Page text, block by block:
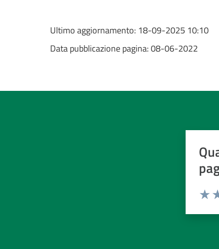
Ultimo aggiornamento: 18-09-2025 10:10
Data pubblicazione pagina:08-06-2022